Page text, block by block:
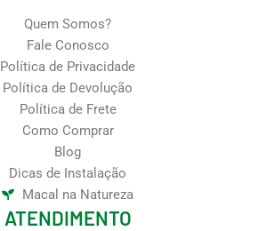
Quem Somos?
Fale Conosco
Política de Privacidade
Política de Devolução
Política de Frete
Como Comprar
Blog
Dicas de Instalação
Macal na Natureza
ATENDIMENTO